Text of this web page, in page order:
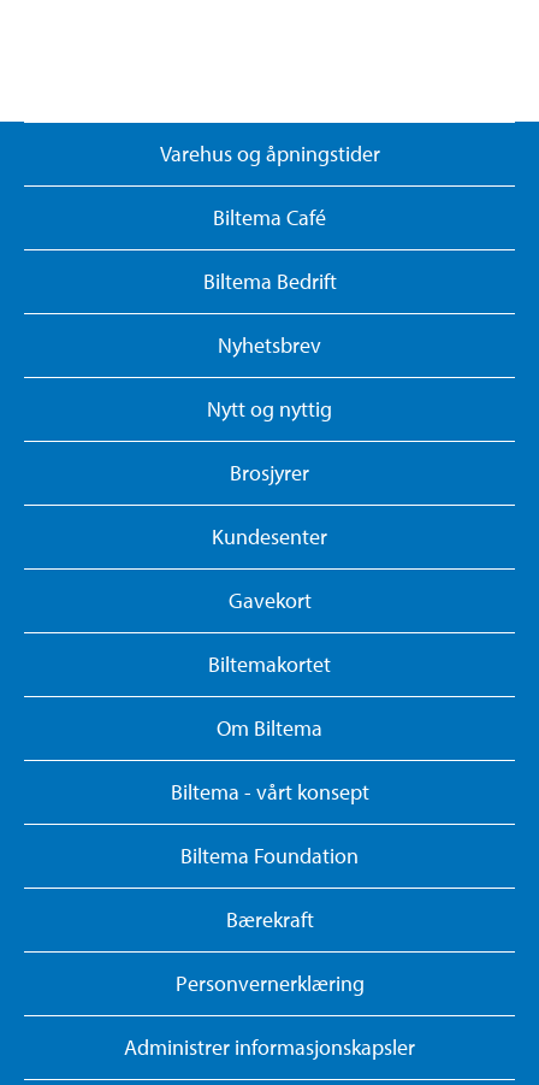
Varehus og åpningstider
Biltema Café
Biltema Bedrift
Nyhetsbrev
Nytt og nyttig
Brosjyrer
Kundesenter
Gavekort
Biltemakortet
Om Biltema
Biltema - vårt konsept
Biltema Foundation
Bærekraft
Personvernerklæring
Administrer informasjonskapsler